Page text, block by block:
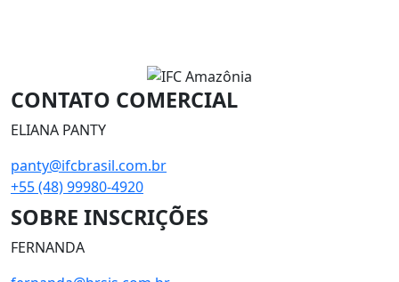
CONTATO COMERCIAL
ELIANA PANTY
panty@ifcbrasil.com.br
+55 (48) 99980-4920
SOBRE INSCRIÇÕES
FERNANDA